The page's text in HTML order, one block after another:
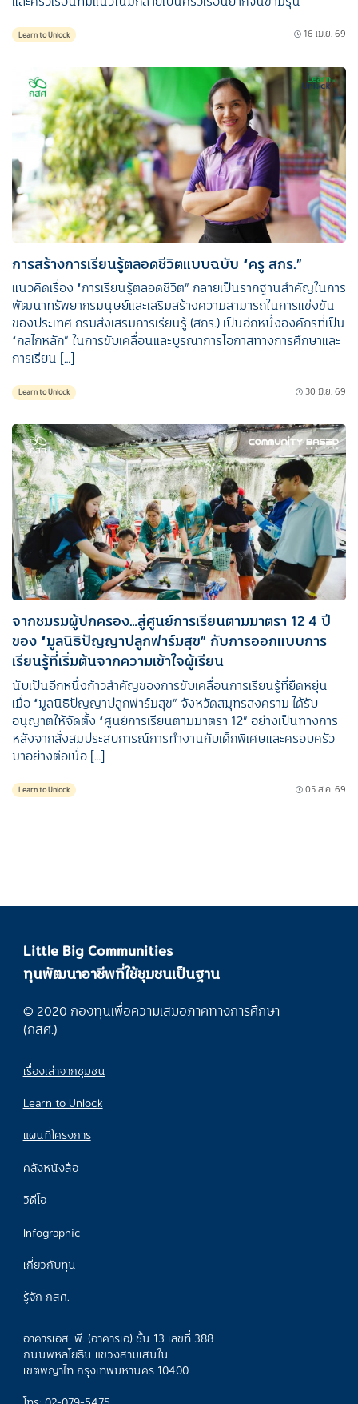
Learn to Unlock 16 เม.ย. 69
การสร้างการเรียนรู้ตลอดชีวิตแบบฉบับ “ครู สกร.”
แนวคิดเรื่อง “การเรียนรู้ตลอดชีวิต” กลายเป็นรากฐานสำคัญในการ
พัฒนาทรัพยากรมนุษย์และเสริมสร้างความสามารถในการแข่งขัน
ของประเทศ กรมส่งเสริมการเรียนรู้ (สกร.) เป็นอีกหนึ่งองค์กรที่เป็น
“กลไกหลัก”​ ในการขับเคลื่อนและบูรณาการโอกาสทางการศึกษาและ
การเรียน […]
Learn to Unlock 30 มิ.ย. 69
จากชมรมผู้ปกครอง…สู่ศูนย์การเรียนตามมาตรา 12 4 ปี
ของ “มูลนิธิปัญญาปลูกฟาร์มสุข” กับการออกแบบการ
เรียนรู้ที่เริ่มต้นจากความเข้าใจผู้เรียน
นับเป็นอีกหนึ่งก้าวสำคัญของการขับเคลื่อนการเรียนรู้ที่ยืดหยุ่น
เมื่อ “มูลนิธิปัญญาปลูกฟาร์มสุข” จังหวัดสมุทรสงคราม ได้รับ
อนุญาตให้จัดตั้ง “ศูนย์การเรียนตามมาตรา 12” อย่างเป็นทางการ
หลังจากสั่งสมประสบการณ์การทำงานกับเด็กพิเศษและครอบครัว
มาอย่างต่อเนื่อ […]
Learn to Unlock 05 ส.ค. 69
Little Big Communities
ทุนพัฒนาอาชีพที่ใช้ชุมชนเป็นฐาน
© 2020 กองทุนเพื่อความเสมอภาคทางการศึกษา
(กสศ.)
เรื่องเล่าจากชุมชน
Learn to Unlock
แผนที่โครงการ
คลังหนังสือ
วิดีโอ
Infographic
เกี่ยวกับทุน
รู้จัก กสศ.
อาคารเอส. พี. (อาคารเอ) ชั้น 13 เลขที่ 388
ถนนพหลโยธิน แขวงสามเสนใน
เขตพญาไท กรุงเทพมหานคร 10400